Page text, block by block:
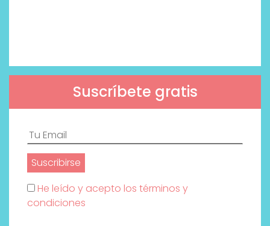
Suscríbete gratis
He leído y acepto los términos y
condiciones